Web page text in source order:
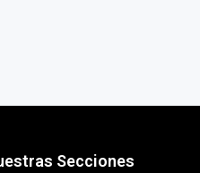
Secciones